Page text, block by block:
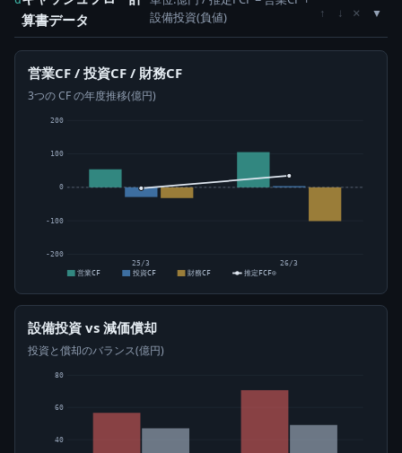
算書データ
設備投資(負値)
↑ ↓ ×
営業CF / 投資CF / 財務CF
3つの CF の年度推移(億円)
-200
-100
0
100
200
25/3
26/3
営業CF
投資CF 財務CF 推定FCF⊙
設備投資 vs 減価償却
投資と償却のバランス(億円)
40
60
80